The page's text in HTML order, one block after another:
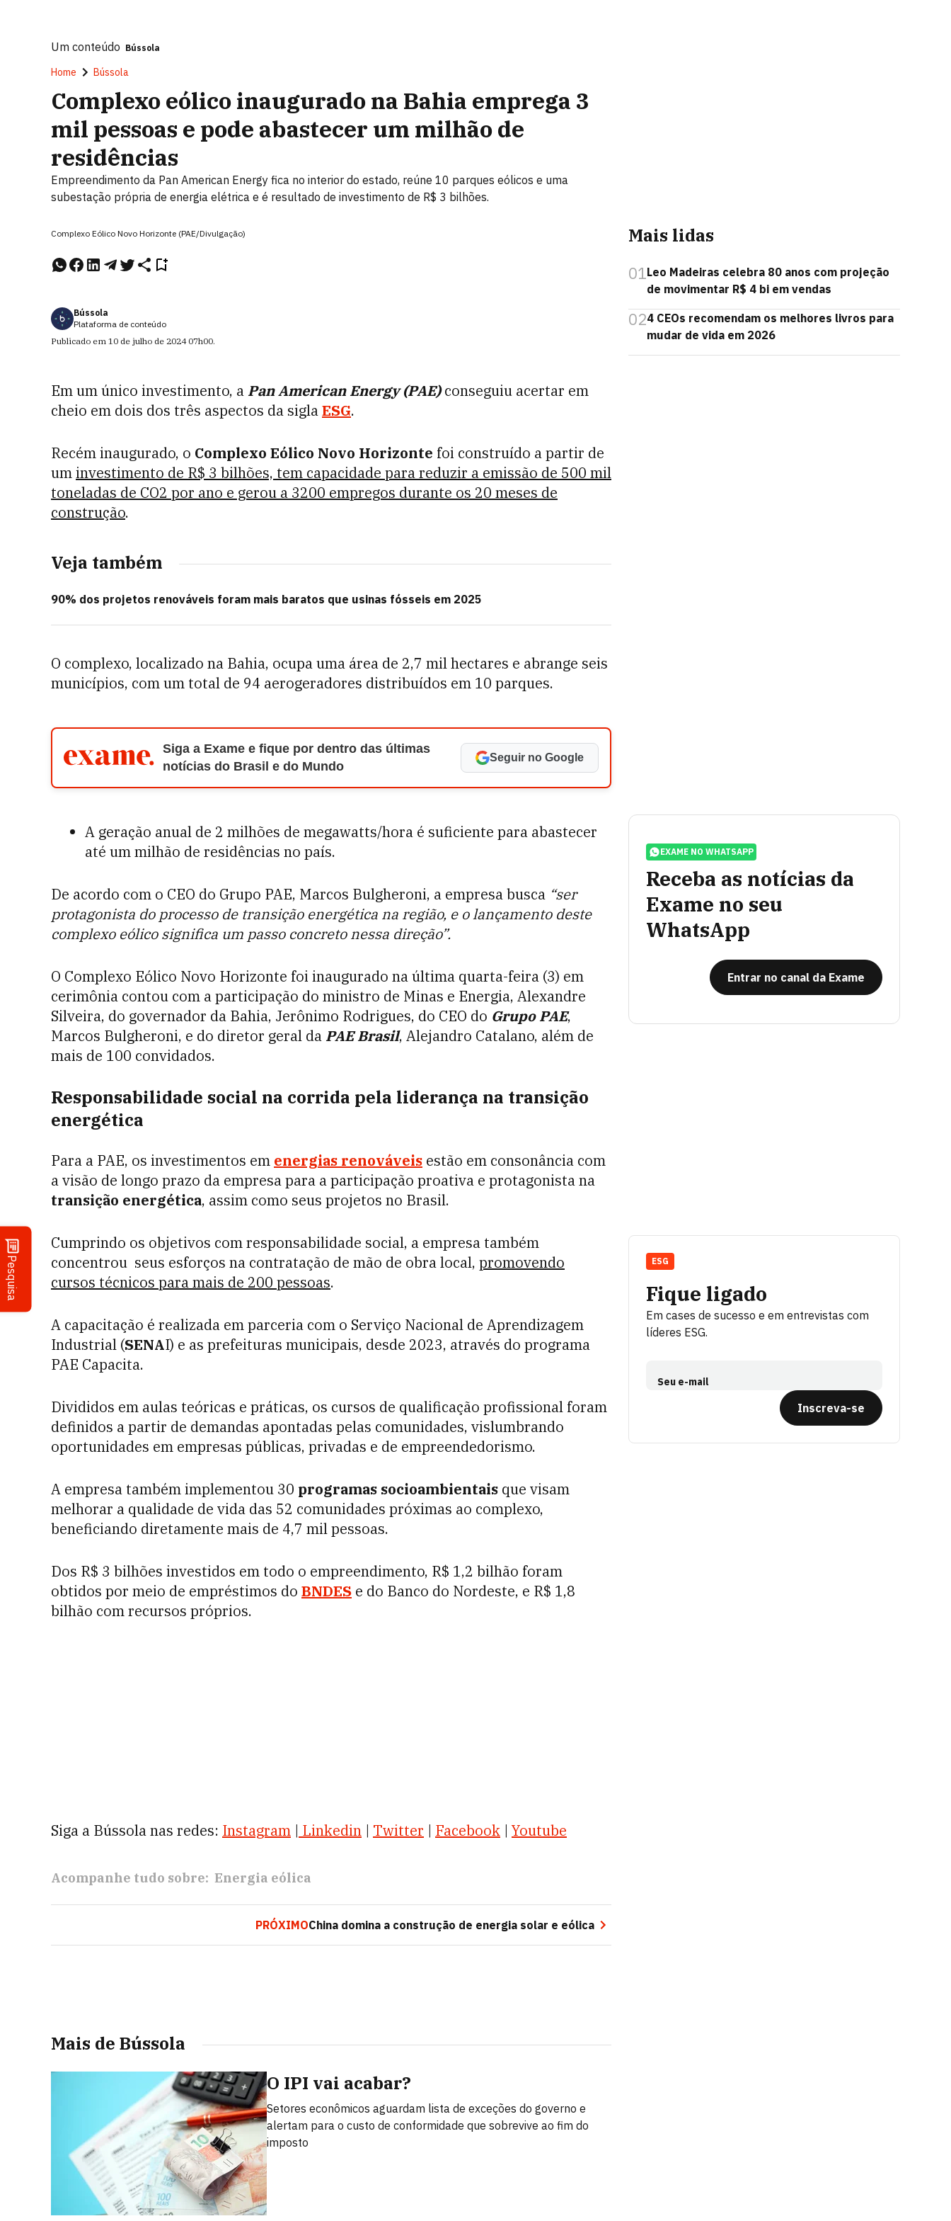
Pesquisa
Um conteúdo Bússola
Home Bússola
Complexo eólico inaugurado na Bahia emprega 3
mil pessoas e pode abastecer um milhão de
residências
Empreendimento da Pan American Energy fica no interior do estado, reúne 10 parques eólicos e uma
subestação própria de energia elétrica e é resultado de investimento de R$ 3 bilhões.
Complexo Eólico Novo Horizonte (PAE/Divulgação)
Bússola
Plataforma de conteúdo
Publicado em 10 de julho de 2024 07h00.
Em um único investimento, a Pan American Energy (PAE)conseguiu acertar em
cheio em dois dos três aspectos da siglaESG.
Recém inaugurado, o Complexo Eólico Novo Horizonte foi construído a partir de
uminvestimento de R$ 3 bilhões, tem capacidade para reduzir a emissão de 500 mil
toneladas de CO2 por ano e gerou a 3200 empregos durante os 20 meses de
construção.
Veja também
90% dos projetos renováveis foram mais baratos que usinas fósseis em 2025
O complexo, localizado na Bahia, ocupa uma área de 2,7 mil hectares e abrange seis
municípios, com um total de 94 aerogeradores distribuídos em 10 parques.
Siga a Exame e fique por dentro das últimas
notícias do Brasil e do Mundo
Seguir no Google
A geração anual de 2 milhões de megawatts/hora é suficiente para abastecer
até um milhão de residências no país.
De acordo com o CEO do Grupo PAE, Marcos Bulgheroni, a empresa busca “ser
protagonista do processo de transição energética na região, e o lançamento deste
complexo eólico significa um passo concreto nessa direção”.
O Complexo Eólico Novo Horizonte foi inaugurado na última quarta-feira (3) em
cerimônia contou com a participação do ministro de Minas e Energia, Alexandre
Silveira, do governador da Bahia, Jerônimo Rodrigues, do CEO do Grupo PAE,
Marcos Bulgheroni, e do diretor geral da PAE Brasil, Alejandro Catalano, além de
mais de 100 convidados.
Responsabilidade social na corrida pela liderança na transição
energética
Para a PAE, os investimentos em energias renováveis estão em consonância com
a visão de longo prazo da empresa para a participação proativa e protagonista na
transição energética, assim como seus projetos no Brasil.
Cumprindo os objetivos com responsabilidade social, a empresa também
concentrou seus esforços na contratação de mão de obra local, promovendo
cursos técnicos para mais de 200 pessoas.
A capacitação é realizada em parceria com o Serviço Nacional de Aprendizagem
Industrial (SENAI) e as prefeituras municipais, desde 2023, através do programa
PAE Capacita.
Divididos em aulas teóricas e práticas, os cursos de qualificação profissional foram
definidos a partir de demandas apontadas pelas comunidades, vislumbrando
oportunidades em empresas públicas, privadas e de empreendedorismo.
A empresa também implementou 30 programas socioambientais que visam
melhorar a qualidade de vida das 52 comunidades próximas ao complexo,
beneficiando diretamente mais de 4,7 mil pessoas.
Dos R$ 3 bilhões investidos em todo o empreendimento, R$ 1,2 bilhão foram
obtidos por meio de empréstimos do BNDES e do Banco do Nordeste, e R$ 1,8
bilhão com recursos próprios.
Siga a Bússola nas redes: Instagram | Linkedin | Twitter | Facebook | Youtube
Acompanhe tudo sobre: Energia eólica
PRÓXIMOChina domina a construção de energia solar e eólica
Mais de Bússola
O IPI vai acabar?
Setores econômicos aguardam lista de exceções do governo e
alertam para o custo de conformidade que sobrevive ao fim do
imposto
Mais lidas
01Leo Madeiras celebra 80 anos com projeção
de movimentar R$ 4 bi em vendas
024 CEOs recomendam os melhores livros para
mudar de vida em 2026
EXAME NO WHATSAPP
Receba as notícias da
Exame no seu
WhatsApp
Entrar no canal da Exame
Fique ligado
Em cases de sucesso e em entrevistas com
líderes ESG.
Seu e-mail
Inscreva-se
ESG